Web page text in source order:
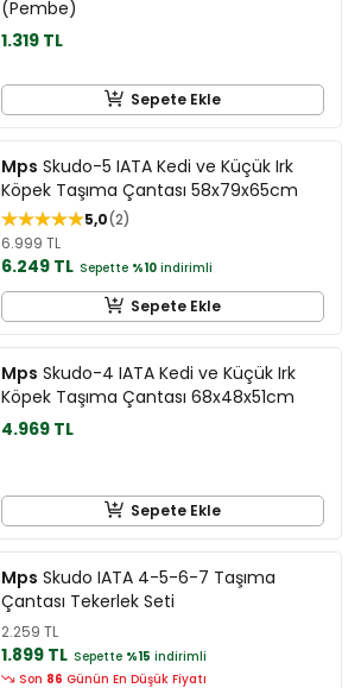
(Pembe)
1.319 TL
Sepete Ekle
Mps Skudo-5 IATA Kedi ve Küçük Irk
Köpek Taşıma Çantası 58x79x65cm
5,0 2
6.999 TL
6.249 TL Sepette %10 indirimli
Sepete Ekle
Mps Skudo-4 IATA Kedi ve Küçük Irk
Köpek Taşıma Çantası 68x48x51cm
4.969 TL
Sepete Ekle
Mps Skudo IATA 4-5-6-7 Taşıma
Çantası Tekerlek Seti
2.259 TL
1.899 TL Sepette %15 indirimli
Son 86 Günün En Düşük Fiyatı